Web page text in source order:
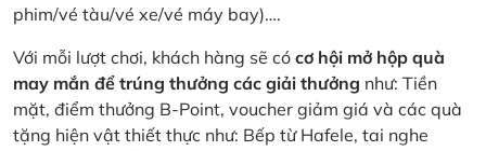
phim/vé tàu/vé xe/vé máy bay)….
Với mỗi lượt chơi, khách hàng sẽ có cơ hội mở hộp quà
may mắn để trúng thưởng các giải thưởng như: Tiền
mặt, điểm thưởng B-Point, voucher giảm giá và các quà
tặng hiện vật thiết thực như: Bếp từ Hafele, tai nghe